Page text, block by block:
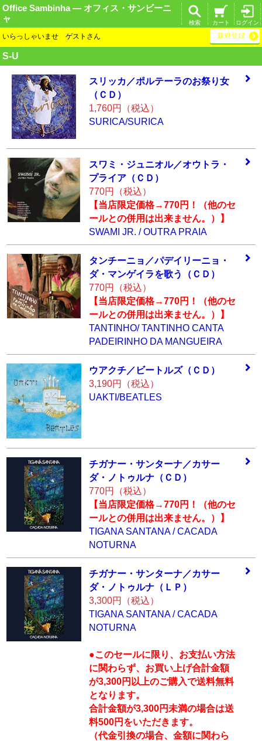
Office Sambinha ― オフィス・サンビーニ
ャ
ログイン
カート
検索
いらっしゃいませ ゲストさん 新規登録
S-U
スリッカ／ポルテーラのお祭り女
（ ＣＤ）
1,760円（税込）
SURICA/SURICA
スワミ・ジュニオル／オウトラ・
プライア（ＣＤ）
770円（税込）
【当店限定価格→770円！（他のセ
ールとの併用は出来ません。）】
SWAMI JR. / OUTRA PRAIA
タンチーニョ／パデイリーニョ・
ダ・マンゲイラを歌う（ＣＤ）
770円（税込）
【当店限定価格→770円！（他のセ
ールとの併用は出来ません。）】
TANTINHO/ TANTINHO CANTA
PADEIRINHO DA MANGUEIRA
ウアクチ／ビート ルズ（ＣＤ）
3,190円（税込）
UAKTI/BEATLES
チガナー・サンターナ／カサー
ダ・ ノトゥルナ（ＣＤ ）
770円（税込）
【当店限定価格→770円！（他のセ
ールとの併用は出来ません。）】
TIGANA SANTANA / CACADA
NOTURNA
チガナー・サンターナ／カサー
ダ・ ノトゥルナ（ＬＰ ）
3,300円（税込）
TIGANA SANTANA / CACADA
NOTURNA
●このセールに限り、お支払い方法
に関わらず、お買い上げ合計金額
が3,300円以上のご購入で送料無料
となります。
合計金額が3,300円未満の場合は送
料500円をいただきます。
（代金引換の場合、金額に関わら